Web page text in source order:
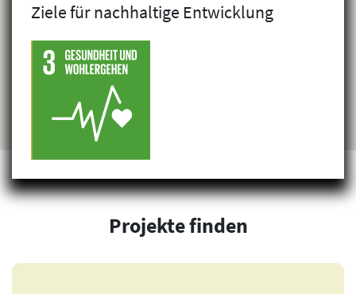
Projekte finden
Ziele für nachhaltige Entwicklung